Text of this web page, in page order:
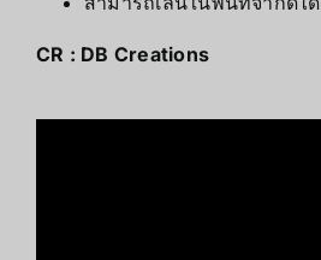
CR : DB Creations